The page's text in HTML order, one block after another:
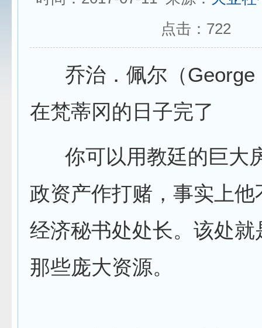
点击： 722
乔治．佩尔（George
在梵蒂冈的日子完了
你可以用教廷的巨大
政资产作打赌，事实上他
经济秘书处处长。该处就
那些庞大资源。